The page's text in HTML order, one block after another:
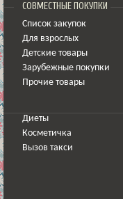
СОВМЕСТНЫЕ ПОКУПКИ
Список закупок
Для взрослых
Детские товары
Зарубежные покупки
Прочие товары
Диеты
Косметичка
Вызов такси